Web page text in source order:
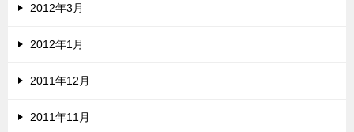
2012年3月
2012年1月
2011年12月
2011年11月